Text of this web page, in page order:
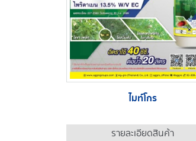
ไมท์โกร
รายละเอียดสินค้า